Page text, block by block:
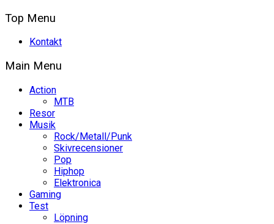
Top Menu
Kontakt
Main Menu
Action
MTB
Resor
Musik
Rock/Metall/Punk
Skivrecensioner
Pop
Hiphop
Elektronica
Gaming
Test
Löpning